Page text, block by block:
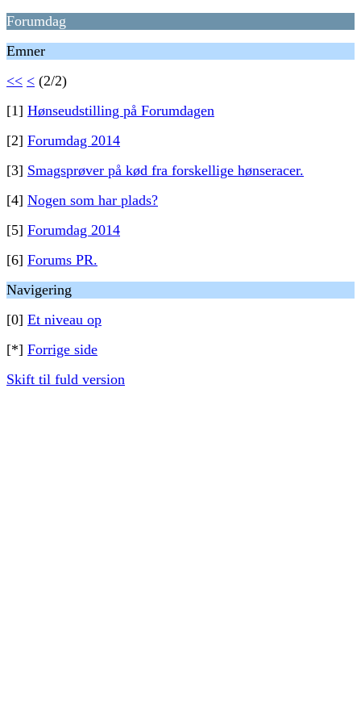
Forumdag
Emner
<< < (2/2)
[1] Hønseudstilling på Forumdagen
[2] Forumdag 2014
[3] Smagsprøver på kød fra forskellige hønseracer.
[4] Nogen som har plads?
[5] Forumdag 2014
[6] Forums PR.
Navigering
[0] Et niveau op
[*] Forrige side
Skift til fuld version